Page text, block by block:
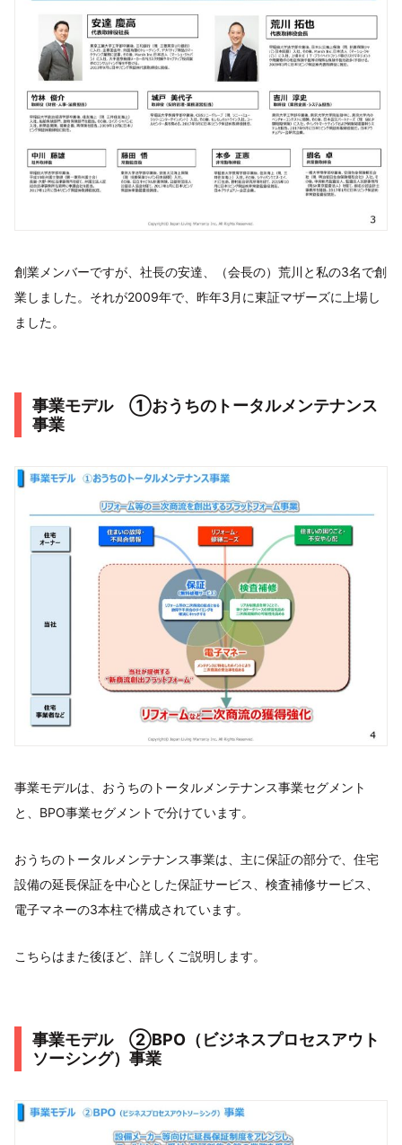
創業メンバーですが、社長の安達、（会長の）荒川と私の3名で創
業しました。それが2009年で、昨年3月に東証マザーズに上場し
ました。
事業モデル ①おうちのトータルメンテナンス
事業
事業モデルは、おうちのトータルメンテナンス事業セグメント
と、BPO事業セグメントで分けています。
おうちのトータルメンテナンス事業は、主に保証の部分で、住宅
設備の延長保証を中心とした保証サービス、検査補修サービス、
電子マネーの3本柱で構成されています。
こちらはまた後ほど、詳しくご説明します。
事業モデル ②BPO（ビジネスプロセスアウト
ソーシング）事業